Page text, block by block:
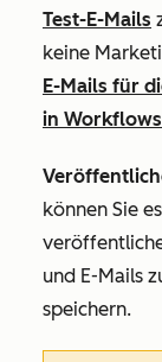
Test-E-Mails
keine
E-Mails für
in
können Sie
und E-Mails
speichern.